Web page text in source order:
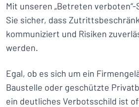
Mit unseren „Betreten
Sie sicher, dass
kommuniziert und Risiken
werden.
Egal, ob es sich um ein
Baustelle oder geschützte
ein deutliches Verbotsschild ist